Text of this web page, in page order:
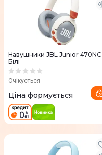
Навушники JBL Junior 470NC
Білі
Очікується
Ціна формується